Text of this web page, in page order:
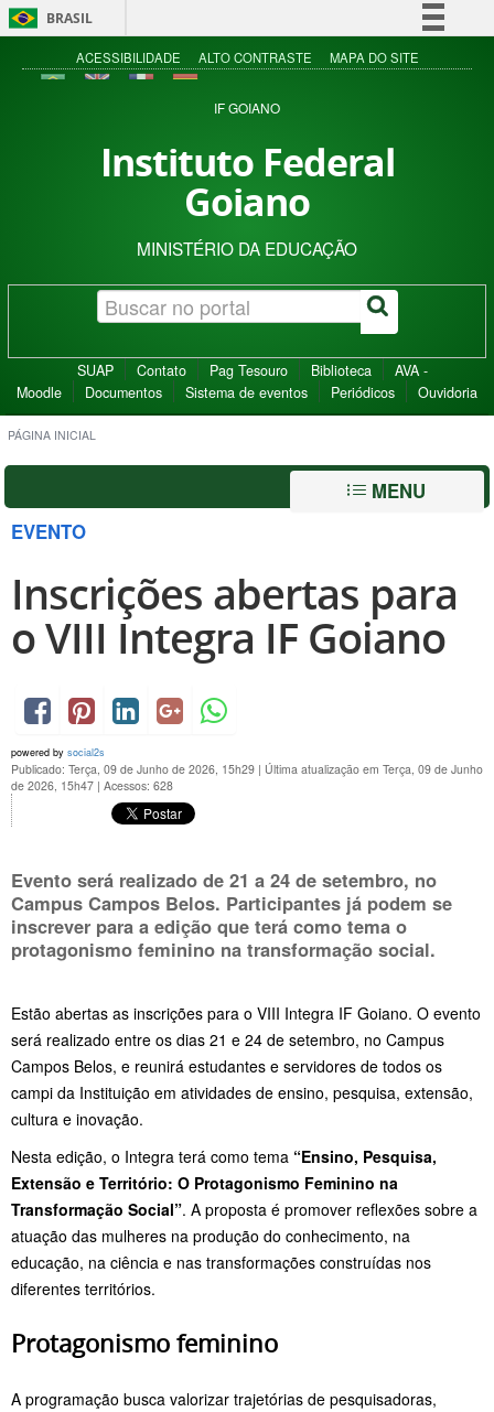
BRASIL
Simplifique!
Acesso à informação
ACESSIBILIDADE ALTO CONTRASTE MAPA DO SITE
IF GOIANO
Instituto Federal
Goiano
MINISTÉRIO DA EDUCAÇÃO
SUAP Contato Pag Tesouro Biblioteca
AVA -
Moodle
Documentos Sistema de eventos Periódicos Ouvidoria
PÁGINA INICIAL
MENU
EVENTO
Inscrições abertas para
o VIII Integra IF Goiano
powered by social2s
Publicado: Terça, 09 de Junho de 2026, 15h29 | Última atualização em Terça, 09 de Junho
de 2026, 15h47 | Acessos: 628
Evento será realizado de 21 a 24 de setembro, no
Campus Campos Belos. Participantes já podem se
inscrever para a edição que terá como tema o
protagonismo feminino na transformação social.
Estão abertas as inscrições para o VIII Integra IF Goiano. O evento
será realizado entre os dias 21 e 24 de setembro, no Campus
Campos Belos, e reunirá estudantes e servidores de todos os
campi da Instituição em atividades de ensino, pesquisa, extensão,
cultura e inovação.
Nesta edição, o Integra terá como tema “Ensino, Pesquisa,
Extensão e Território: O Protagonismo Feminino na
Transformação Social”. A proposta é promover reflexões sobre a
atuação das mulheres na produção do conhecimento, na
educação, na ciência e nas transformações construídas nos
diferentes territórios.
Protagonismo feminino
A programação busca valorizar trajetórias de pesquisadoras,